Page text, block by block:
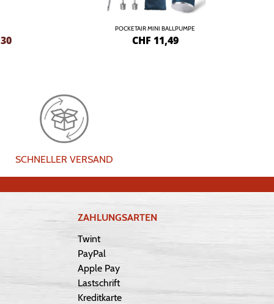
POCKETAIR MINI BALLPUMPE
CHF 11,49
SCHNELLER VERSAND
ZAHLUNGSARTEN
Twint
PayPal
Apple Pay
Lastschrift
Kreditkarte